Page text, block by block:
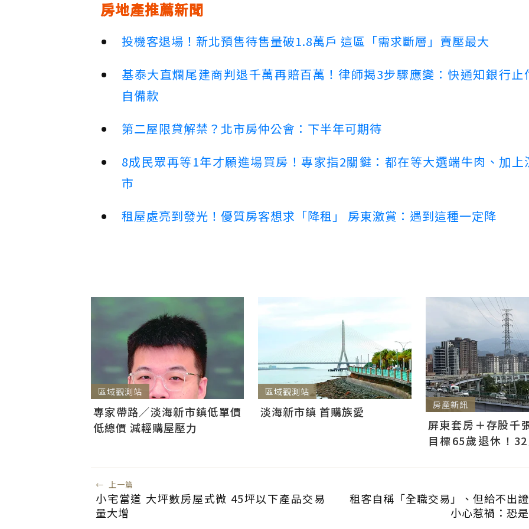
房地產推薦新聞
投機客退場！新北預售待售量破1.8萬戶 這區「需求斷層」賣壓最大
基泰大直爛尾建商判退千萬再賠百萬！律師揭3步驟應變：快通知銀行止
自備款
第二屋限貸解禁？北市房仲公會：下半年可期待
8成民眾再等1年才願進場買房！專家指2關鍵：都在等大選端牛肉、加上
市
租屋處亮到發光！優質房客想求「降租」 房東激賞：遇到這種一定降
區域觀測站
專家帶路／淡海新市鎮低單價
低總價 減輕購屋壓力
區域觀測站
淡海新市鎮 首購族愛 房產新訊
屏東套房＋存股千
目標65歲退休！
← 上一篇
小宅當道 大坪數房屋式微 45坪以下產品交易
量大增
租客自稱「全職交易」、但給不出
小心惹禍：恐